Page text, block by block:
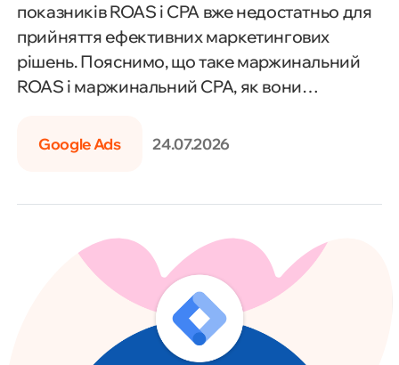
Google Ads 24.07.2026
показників ROAS і CPA вже недостатньо для
прийняття ефективних маркетингових
рішень. Пояснимо, що таке маржинальний
ROAS і маржинальний CPA, як вони
рекламних кампаній та визначити
метрики для контролю рекламних витрат,
підвищення рентабельності інвестицій і
прийняття обґрунтованих бізнес-рішень.